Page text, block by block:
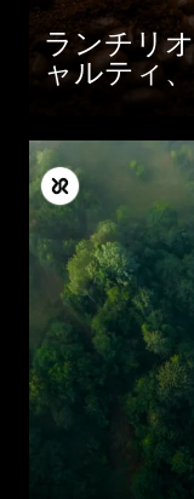
ランチリ
ャルティ